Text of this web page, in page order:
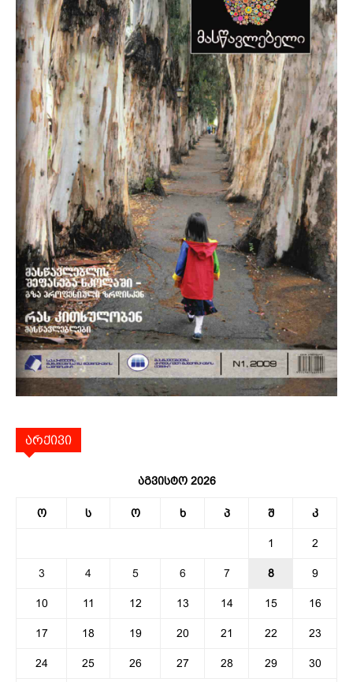
არქივი
აგვისტო 2026
ო ს ო ხ პ შ კ
1 2
3 4 5 6 7 8 9
10 11 12 13 14 15 16
17 18 19 20 21 22 23
24 25 26 27 28 29 30